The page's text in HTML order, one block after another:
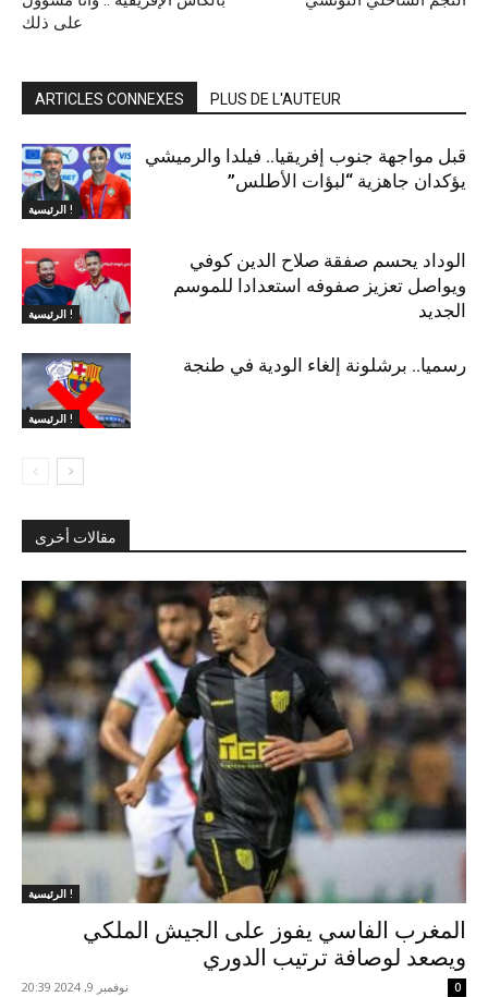
على ذلك
ARTICLES CONNEXES PLUS DE L'AUTEUR
الرئيسية !
قبل مواجهة جنوب إفريقيا.. فيلدا والرميشي
يؤكدان جاهزية “لبؤات الأطلس”
الرئيسية !
الوداد يحسم صفقة صلاح الدين كوفي
ويواصل تعزيز صفوفه استعدادا للموسم
الجديد
الرئيسية !
رسميا.. برشلونة إلغاء الودية في طنجة
مقالات أخرى
الرئيسية !
المغرب الفاسي يفوز على الجيش الملكي
ويصعد لوصافة ترتيب الدوري
نوفمبر 9, 2024 20:39 0